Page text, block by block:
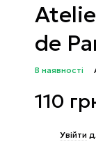
de
В наявності
110
Увійти